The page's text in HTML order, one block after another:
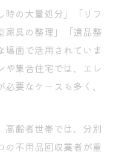
の大量処分」「リフ
家具の整理」「遺品整
面で活用されていま
や集合住宅では、エレ
要なケースも多く、
高齢者世帯では、分別
の不用品回収業者が重